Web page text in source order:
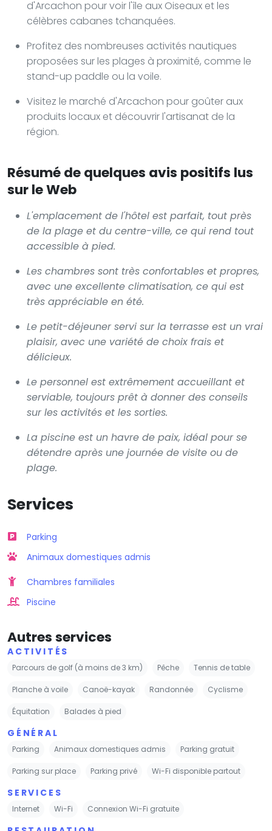
d'Arcachon pour voir l'île aux Oiseaux et les
célèbres cabanes tchanquées.
Profitez des nombreuses activités nautiques
proposées sur les plages à proximité, comme le
stand-up paddle ou la voile.
Visitez le marché d'Arcachon pour goûter aux
produits locaux et découvrir l'artisanat de la
région.
Résumé de quelques avis positifs lus
sur le Web
L'emplacement de l'hôtel est parfait, tout près
de la plage et du centre-ville, ce qui rend tout
accessible à pied.
Les chambres sont très confortables et propres,
avec une excellente climatisation, ce qui est
très appréciable en été.
Le petit-déjeuner servi sur la terrasse est un vrai
plaisir, avec une variété de choix frais et
délicieux.
Le personnel est extrêmement accueillant et
serviable, toujours prêt à donner des conseils
sur les activités et les sorties.
La piscine est un havre de paix, idéal pour se
détendre après une journée de visite ou de
plage.
Services
Parking
Animaux domestiques admis
Chambres familiales
Piscine
Autres services
ACTIVITÉS
Parcours de golf (à moins de 3 km) Pêche Tennis de table
Planche à voile Canoë-kayak Randonnée Cyclisme
Équitation Balades à pied
GÉNÉRAL
Parking Animaux domestiques admis Parking gratuit
Parking sur place Parking privé Wi-Fi disponible partout
SERVICES
Internet Wi-Fi Connexion Wi-Fi gratuite